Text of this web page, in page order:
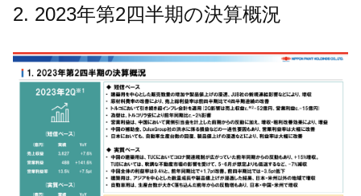
2. 2023年第2四半期の決算概況